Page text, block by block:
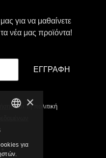
για να μαθαίνετε
νέα μας προϊόντα!
ΕΓΓΡΑΦΉ
και τη πολιτική
×
για